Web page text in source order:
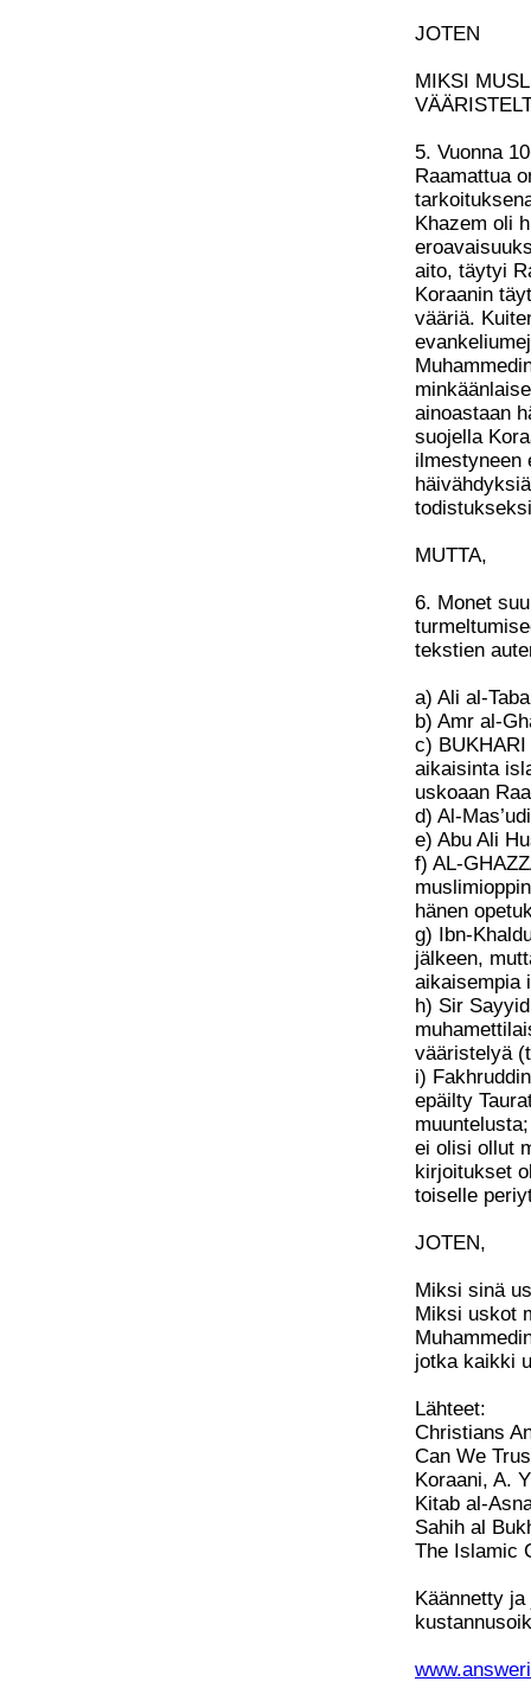
JOTEN
MIKSI
5. Vuonna
Raamattua
Khazem oli
aito, täytyi
Koraanin
vääriä.
ainoastaan
suojella
ilmestyneen
MUTTA,
6. Monet
tekstien
a) Ali al-
b) Amr al-
c)
aikaisinta
uskoaan
d) Al-
e) Abu Ali
f) AL-
hänen
g) Ibn-
jälkeen,
aikaisempia
h) Sir
vääristelyä
i)
epäilty
ei olisi ollut
kirjoitukset
toiselle
JOTEN,
Miksi sinä
Miksi uskot
jotka kaikki
Lähteet:
Christians
Can We
Koraani, A.
Kitab al-
Sahih al
The Islamic
Käännetty